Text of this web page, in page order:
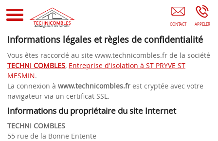
Aménagement Des Combles Orléans Isolation Des Combles
Olivet Rénovation Des Combles Loiret (45)
Informations légales et règles de confidentialité
Vous êtes raccordé au site www.technicombles.fr de la société
TECHNI COMBLES, Entreprise d'isolation à ST PRYVE ST
MESMIN.
La connexion à www.technicombles.fr est cryptée avec votre
navigateur via un certificat SSL.
Informations du propriétaire du site Internet
TECHNI COMBLES
55 rue de la Bonne Entente